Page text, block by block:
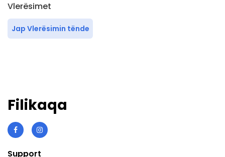
Vlerësimet
Jap Vlerësimin tënde
Filikaqa
Support